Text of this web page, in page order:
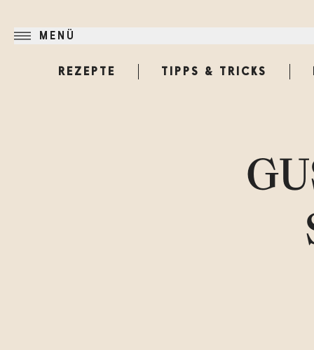
MENÜ
REZEPTE TIPPS & TRICKS